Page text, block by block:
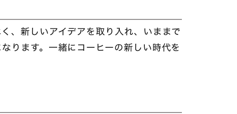
、新しいアイデアを取り入れ、いままで
ります。一緒にコーヒーの新しい時代を